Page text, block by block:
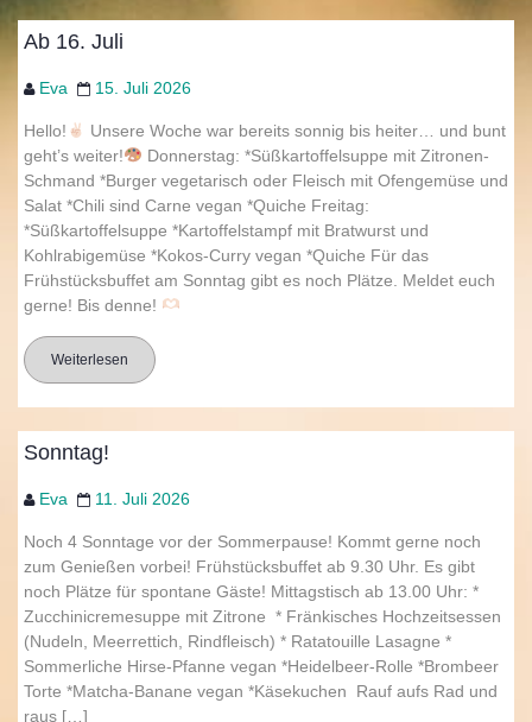
Ab 16. Juli
Eva 15. Juli 2026
Hello!
Unsere Woche war bereits sonnig bis heiter… und bunt
geht’s weiter!
Donnerstag: *Süßkartoffelsuppe mit Zitronen-
Schmand *Burger vegetarisch oder Fleisch mit Ofengemüse und
Salat *Chili sind Carne vegan *Quiche Freitag:
*Süßkartoffelsuppe *Kartoffelstampf mit Bratwurst und
Kohlrabigemüse *Kokos-Curry vegan *Quiche Für das
Frühstücksbuffet am Sonntag gibt es noch Plätze. Meldet euch
gerne! Bis denne!
Weiterlesen
Sonntag!
Eva 11. Juli 2026
Noch 4 Sonntage vor der Sommerpause! Kommt gerne noch
zum Genießen vorbei! Frühstücksbuffet ab 9.30 Uhr. Es gibt
noch Plätze für spontane Gäste! Mittagstisch ab 13.00 Uhr: *
Zucchinicremesuppe mit Zitrone * Fränkisches Hochzeitsessen
(Nudeln, Meerrettich, Rindfleisch) * Ratatouille Lasagne *
Sommerliche Hirse-Pfanne vegan *Heidelbeer-Rolle *Brombeer
Torte *Matcha-Banane vegan *Käsekuchen Rauf aufs Rad und
raus […]